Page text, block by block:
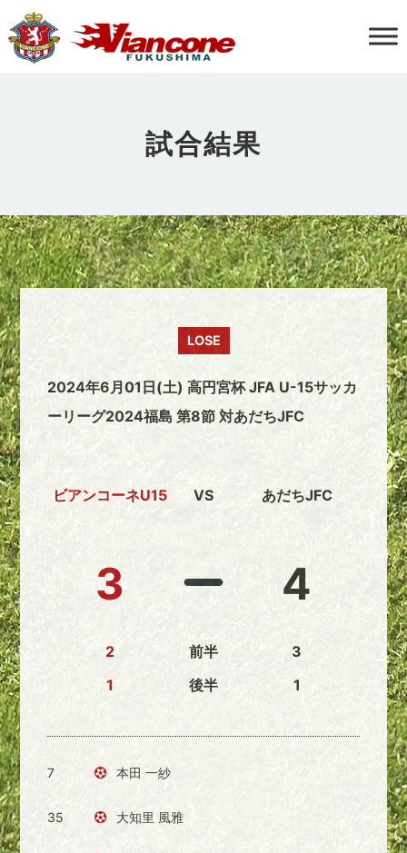
試合結果
LOSE
2024年6月01日(土) 高円宮杯 JFA U-15サッカ
ーリーグ2024福島 第8節 対あだちJFC
ビアンコーネU15
3
2
1
VS
前半
後半
あだちJFC
4
3
1
7 本田 一紗
35 大知里 風雅